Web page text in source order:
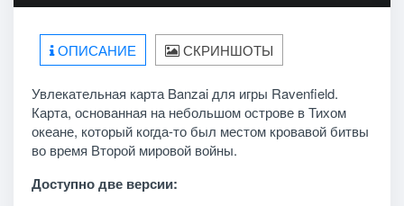
ОПИСАНИЕ СКРИНШОТЫ
Увлекательная карта Banzai для игры Ravenfield.
Карта, основанная на небольшом острове в Тихом
океане, который когда-то был местом кровавой битвы
во время Второй мировой войны.
Доступно две версии: